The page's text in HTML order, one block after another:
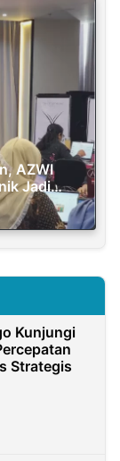
AZWI
Jadi
Kunjungi
Strategis